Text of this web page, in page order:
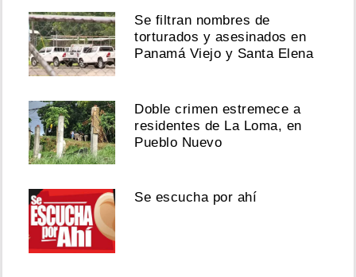
Se filtran nombres de
torturados y asesinados en
Panamá Viejo y Santa Elena
Doble crimen estremece a
residentes de La Loma, en
Pueblo Nuevo
Se escucha por ahí